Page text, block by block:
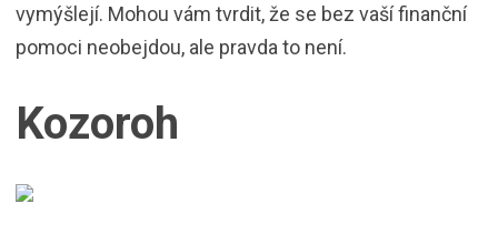
vymýšlejí. Mohou vám tvrdit, že se bez vaší finanční
pomoci neobejdou, ale pravda to není.
Kozoroh